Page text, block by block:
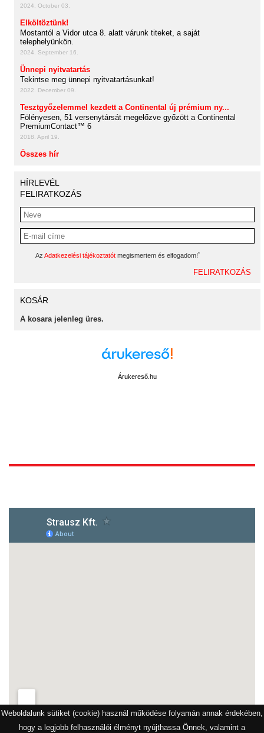
Weboldalunk sütiket (cookie) használ működése folyamán annak érdekében,
hogy a legjobb felhasználói élményt nyújthassa Önnek, valamint a
2024. October 03.
Elköltöztünk!
Mostantól a Vidor utca 8. alatt várunk titeket, a saját
telephelyünkön.
2024. September 16.
Ünnepi nyitvatartás
Tekintse meg ünnepi nyitvatartásunkat!
2022. December 09.
Tesztgyőzelemmel kezdett a Continental új prémium ny...
Fölényesen, 51 versenytársát megelőzve győzött a Continental
PremiumContact™ 6
2018. April 19.
Összes hír
HÍRLEVÉL
FELIRATKOZÁS
Az Adatkezelési tájékoztatót megismertem és elfogadom!*
KOSÁR
A kosara jelenleg üres.
Árukereső.hu